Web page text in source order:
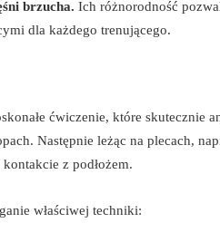
brzucha. Ich różnorodność
dla każdego trenującego.
ćwiczenie, które skutecznie
Następnie leżąc na plecach,
z podłożem.
właściwej techniki: